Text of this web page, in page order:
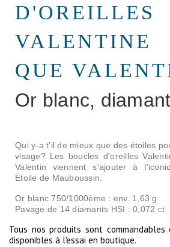
D'OREILLES
VALENTINE
QUE
Or blanc,
Qui y-a t'il de mieux que des étoiles
visage? Les boucles d'oreilles
Valentin viennent s'ajouter à
Étoile de Mauboussin.
Or blanc 750/1000ème : env. 1,63 g
Pavage de 14 diamants HSI : 0,072 ct
Tous nos produits sont
disponibles à l'essai en boutique.